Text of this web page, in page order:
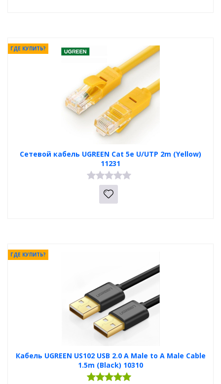
Сетевой кабель UGREEN Cat 5e U/UTP 2m (Yellow)
11231
ГДЕ КУПИТЬ?
Кабель UGREEN US102 USB 2.0 A Male to A Male Cable
1.5m (Black) 10310
ГДЕ КУПИТЬ?